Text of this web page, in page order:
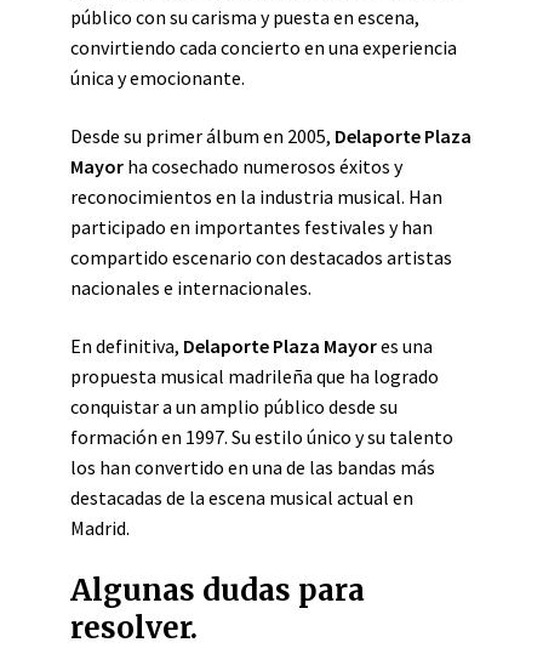
público con su carisma y puesta en escena,
convirtiendo cada concierto en una experiencia
única y emocionante.
Desde su primer álbum en 2005, Delaporte Plaza
Mayor ha cosechado numerosos éxitos y
reconocimientos en la industria musical. Han
participado en importantes festivales y han
compartido escenario con destacados artistas
nacionales e internacionales.
En definitiva, Delaporte Plaza Mayores una
propuesta musical madrileña que ha logrado
conquistar a un amplio público desde su
formación en 1997. Su estilo único y su talento
los han convertido en una de las bandas más
destacadas de la escena musical actual en
Madrid.
Algunas dudas para
resolver.